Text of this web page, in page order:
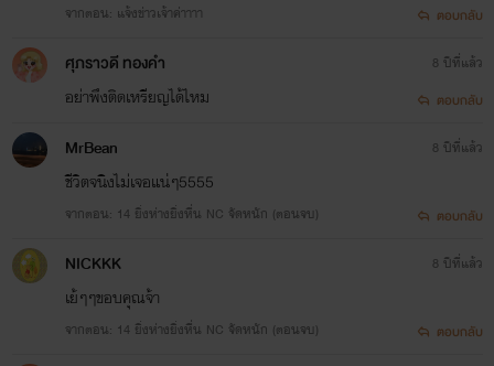
แต่แล้วหญิงแกร่งก็ดันมาพ่ายแพ้ให้ไททานิก ตำรวจหนุ่มมากเล่ห์จนได้
13. แผนร้ายบำเรอรัก
คิมหันต์รู้ดีว่าพ่อรักผู้หญิงคนนี้ แต่เขาเองก็รักมัทนาไม่แพ้ใคร แผนรวบหัวรวบหางกินกลางตลอดตัว
จึงเริ่มขึ้น
นิยายทั้งหมดของดงเหมย
1.บัลลังค์รักราชาทุ่งหญ้า
จากตอน: แจ้งข่าวเจ้าค่าาาา ตอบกลับ
ศุภราวดี ทองคำ
อย่าพึงติดเหรียญได้ไหม
8 ปีที่แล้ว
ตอบกลับ
MrBean
ชีวิตจนิงไม่เจอแน่ๆ5555
จากตอน: 14 ยิ่งห่างยิ่งหื่น NC จัดหนัก (ตอนจบ)
8 ปีที่แล้ว
ตอบกลับ
NICKKK
เย้ๆๆขอบคุณจ้า
จากตอน: 14 ยิ่งห่างยิ่งหื่น NC จัดหนัก (ตอนจบ)
8 ปีที่แล้ว
ตอบกลับ